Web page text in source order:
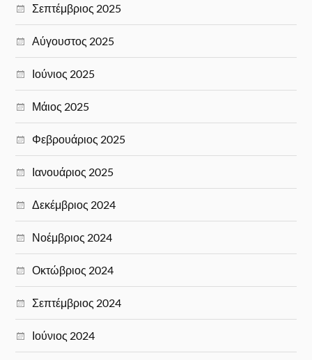
Σεπτέμβριος 2025
Αύγουστος 2025
Ιούνιος 2025
Μάιος 2025
Φεβρουάριος 2025
Ιανουάριος 2025
Δεκέμβριος 2024
Νοέμβριος 2024
Οκτώβριος 2024
Σεπτέμβριος 2024
Ιούνιος 2024